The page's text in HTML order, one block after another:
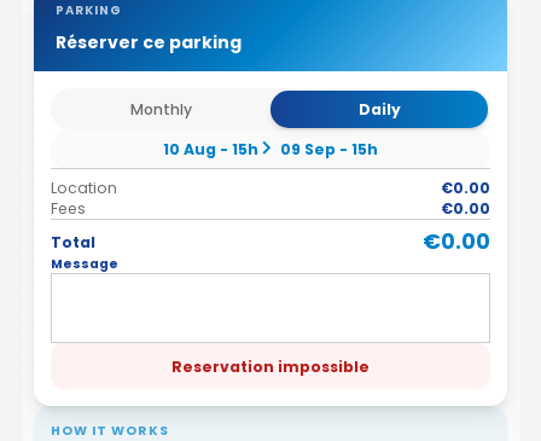
PARKING
Réserver ce parking
Monthly
Daily
10 Aug - 15h
09 Sep - 15h
Location
€0.00
Fees
€0.00
Total
€0.00
Message
Reservation impossible
HOW IT WORKS